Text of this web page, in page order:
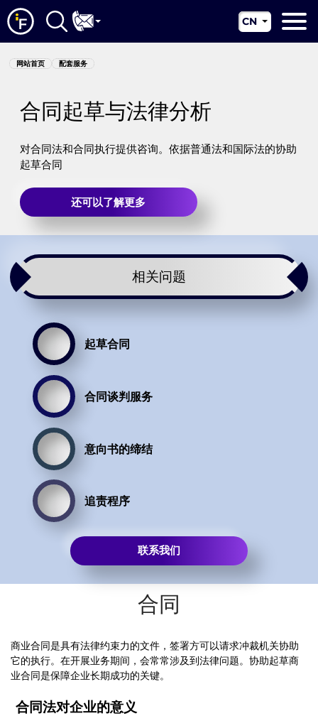
配套服务
新闻资讯
联系我们
CN
EN
网站首页 配套服务
合同起草与法律分析
对合同法和合同执行提供咨询。依据普通法和国际法的协助
起草合同
还可以了解更多
相关问题
起草合同
合同谈判服务
意向书的缔结
追责程序
联系我们
合同
商业合同是具有法律约束力的文件，签署方可以请求冲裁机关协助
它的执行。在开展业务期间，会常常涉及到法律问题。协助起草商
业合同是保障企业长期成功的关键。
合同法对企业的意义